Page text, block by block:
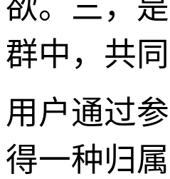
群中，共
用户通过
得一种归